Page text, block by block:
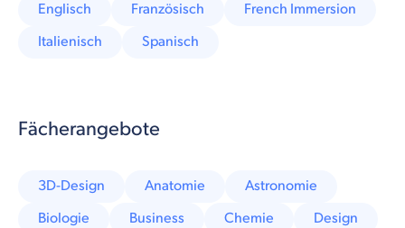
Englisch Französisch
French Immersion
Italienisch
Spanisch
Fächerangebote
3D-Design Anatomie
Astronomie
Biologie
Business Chemie
Design